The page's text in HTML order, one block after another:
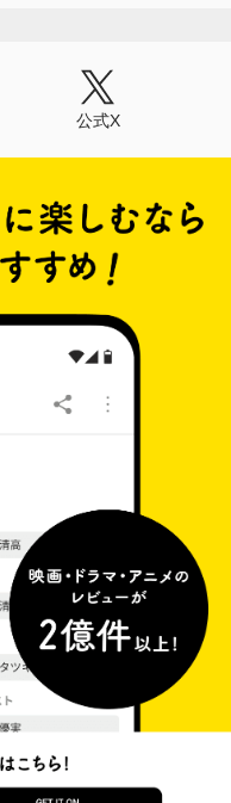
公式X